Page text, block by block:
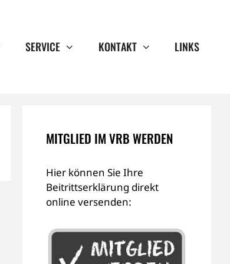
SERVICE KONTAKT LINKS
MITGLIED IM VRB WERDEN
Hier können Sie Ihre
Beitrittserklärung direkt
online versenden: